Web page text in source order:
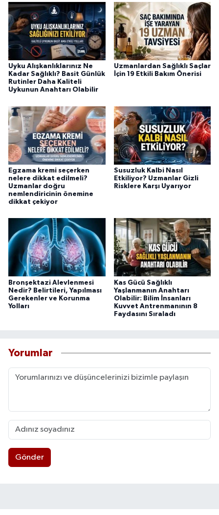
Uyku Alışkanlıklarınız Ne
Kadar Sağlıklı? Basit Günlük
Rutinler Daha Kaliteli
Uykunun Anahtarı Olabilir
Uzmanlardan Sağlıklı Saçlar
İçin 19 Etkili Bakım Önerisi
Egzama kremi seçerken
nelere dikkat edilmeli?
Uzmanlar doğru
nemlendiricinin önemine
dikkat çekiyor
Susuzluk Kalbi Nasıl
Etkiliyor? Uzmanlar Gizli
Risklere Karşı Uyarıyor
Bronşektazi Alevlenmesi
Nedir? Belirtileri, Yapılması
Gerekenler ve Korunma
Yolları
Kas Gücü Sağlıklı
Yaşlanmanın Anahtarı
Olabilir: Bilim İnsanları
Kuvvet Antrenmanının 8
Faydasını Sıraladı
Yorumlar
Gönder